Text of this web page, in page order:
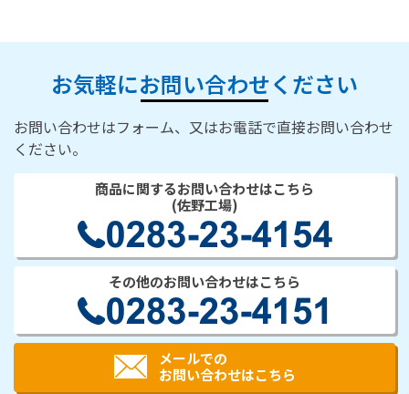
す。 当社の取り組み SDGs
とは 2015年9月の国連サ
です。当社を取り巻く経営
お気軽にお問い合わせください
お問い合わせはフォーム、又はお電話で直接お問い合わせ
ください。
商品に関するお問い合わせはこちら
(佐野工場)
その他のお問い合わせはこちら
メールでの
お問い合わせはこちら